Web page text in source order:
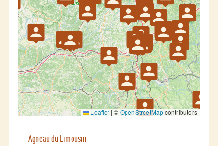
Leaflet | © OpenStreetMap contributors
Agneau du Limousin